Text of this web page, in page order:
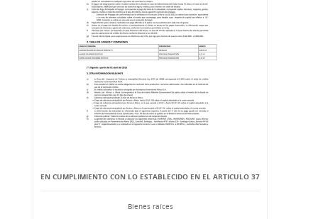
EN CUMPLIMIENTO CON LO ESTABLECIDO EN EL ARTICULO 37
Bienes raíces